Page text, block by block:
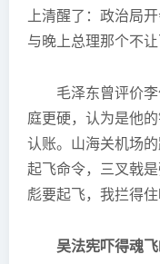
上清醒了：政治局
与晚上总理那个不
毛泽东曾评价
庭更硬，认为是他
认账。山海关机场
起飞命令，三叉戟
彪要起飞，我拦得
吴法宪吓得魂